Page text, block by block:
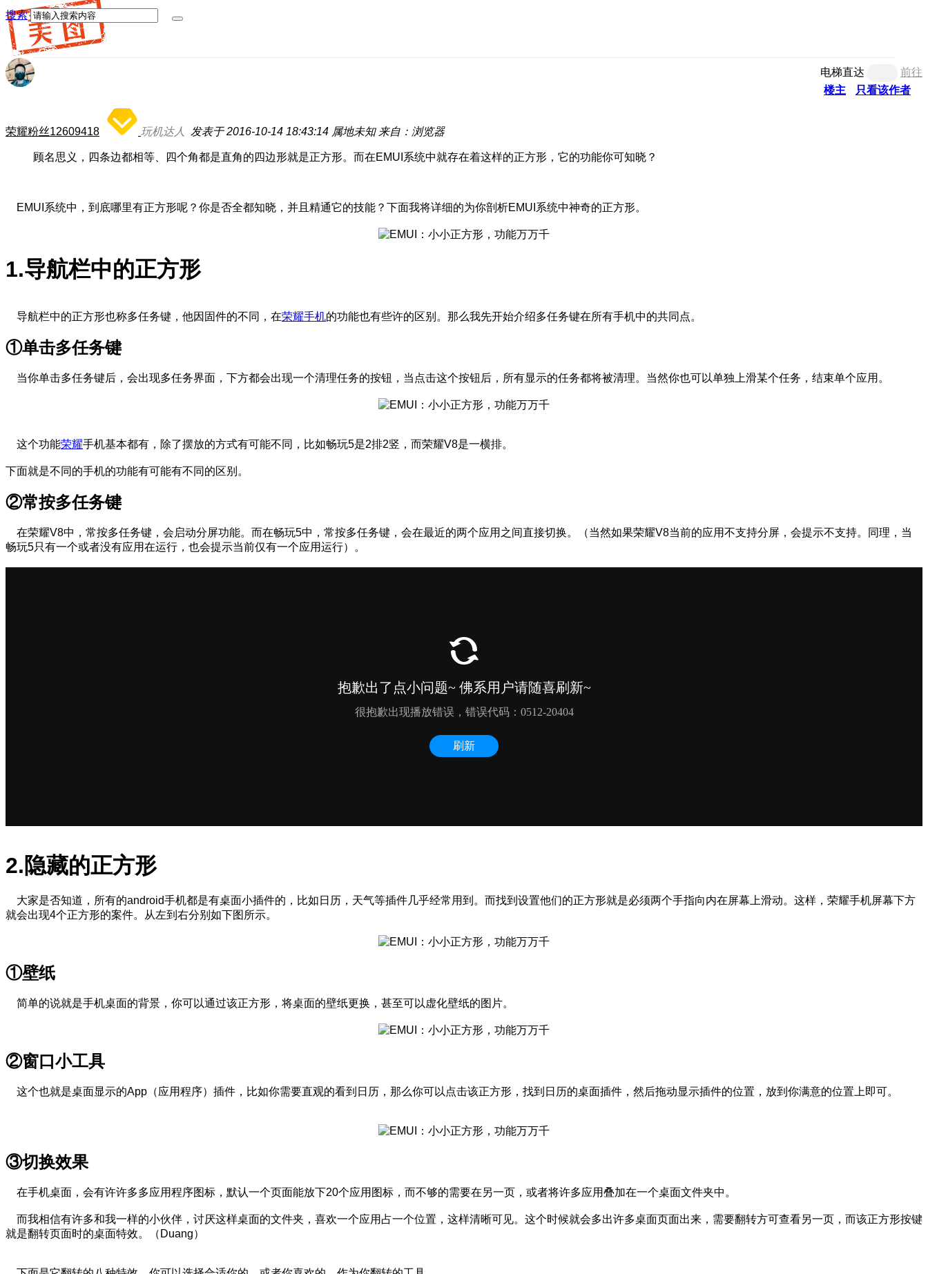
搜索
电梯直达
前往
楼主
只看该作者
荣耀粉丝12609418 玩机达人 发表于 2016-10-14 18:43:14 属地未知 来自：浏览器
顾名思义，四条边都相等、四个角都是直角的四边形就是正方形。而在EMUI系统中就存在着这样的正方形，它的功能你可知晓？
EMUI系统中，到底哪里有正方形呢？你是否全都知晓，并且精通它的技能？下面我将详细的为你剖析EMUI系统中神奇的正方形。
1.导航栏中的正方形
导航栏中的正方形也称多任务键，他因固件的不同，在荣耀手机的功能也有些许的区别。那么我先开始介绍多任务键在所有手机中的共同点。
①单击多任务键
当你单击多任务键后，会出现多任务界面，下方都会出现一个清理任务的按钮，当点击这个按钮后，所有显示的任务都将被清理。当然你也可以单独上滑某个任务，结束单个应用。
这个功能荣耀手机基本都有，除了摆放的方式有可能不同，比如畅玩5是2排2竖，而荣耀V8是一横排。
下面就是不同的手机的功能有可能有不同的区别。
②常按多任务键
在荣耀V8中，常按多任务键，会启动分屏功能。而在畅玩5中，常按多任务键，会在最近的两个应用之间直接切换。（当然如果荣耀V8当前的应用不支持分屏，会提示不支持。同理，当
畅玩5只有一个或者没有应用在运行，也会提示当前仅有一个应用运行）。
2.隐藏的正方形
大家是否知道，所有的android手机都是有桌面小插件的，比如日历，天气等插件几乎经常用到。而找到设置他们的正方形就是必须两个手指向内在屏幕上滑动。这样，荣耀手机屏幕下方
就会出现4个正方形的案件。从左到右分别如下图所示。
①壁纸
简单的说就是手机桌面的背景，你可以通过该正方形，将桌面的壁纸更换，甚至可以虚化壁纸的图片。
②窗口小工具
这个也就是桌面显示的App（应用程序）插件，比如你需要直观的看到日历，那么你可以点击该正方形，找到日历的桌面插件，然后拖动显示插件的位置，放到你满意的位置上即可。
③切换效果
在手机桌面，会有许许多多应用程序图标，默认一个页面能放下20个应用图标，而不够的需要在另一页，或者将许多应用叠加在一个桌面文件夹中。
而我相信有许多和我一样的小伙伴，讨厌这样桌面的文件夹，喜欢一个应用占一个位置，这样清晰可见。这个时候就会多出许多桌面页面出来，需要翻转方可查看另一页，而该正方形按键
就是翻转页面时的桌面特效。（Duang）